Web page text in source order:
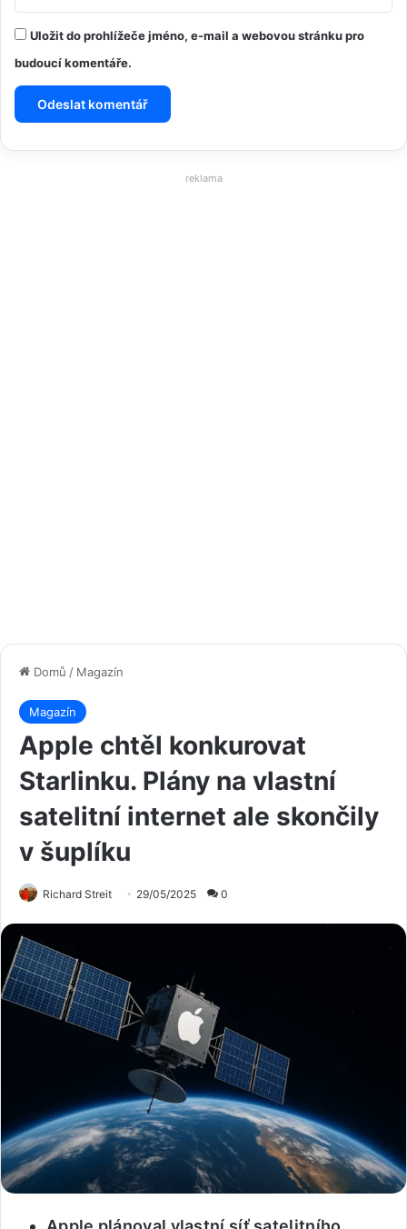
Uložit do prohlížeče jméno, e-mail a webovou stránku pro
budoucí komentáře.
reklama